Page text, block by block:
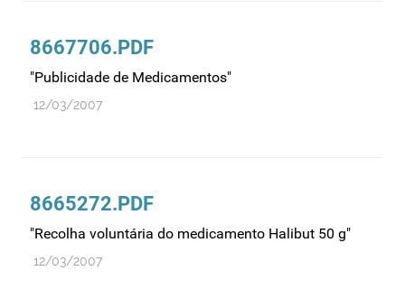
8667706.PDF
"Publicidade de Medicamentos"
12/03/2007
8665272.PDF
"Recolha voluntária do medicamento Halibut 50 g"
12/03/2007